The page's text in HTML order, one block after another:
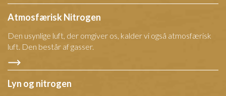
Atmosfærisk Nitrogen
Den usynlige luft, der omgiver os, kalder vi også atmosfærisk
luft. Den består af gasser.
Lyn og nitrogen